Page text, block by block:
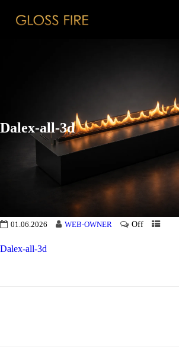
Dalex-all-3d
01.06.2026 WEB-OWNER Off
Dalex-all-3d